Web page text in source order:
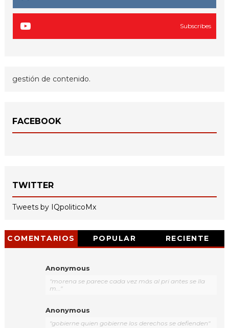
Subscribes
gestión de contenido.
FACEBOOK
TWITTER
Tweets by IQpoliticoMx
COMENTARIOS POPULAR RECIENTE
Anonymous
"morena se parece cada vez más al pri antes se lla
m..."
Anonymous
"gobierne quien gobierne los derechos se defienden"